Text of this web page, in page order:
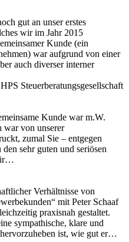
gut an unser erstes
wir im Jahr 2015
Kunde (ein
war aufgrund von einer
auch diverser interner
Steuerberatungsgesellschaft
Kunde war m.W.
war von unserer
zumal Sie – entgegen
sehr guten und seriösen
Verhältnisse von
mit Peter Schaaf
praxisnah gestaltet.
sympathische, klare und
ist, wie gut er…